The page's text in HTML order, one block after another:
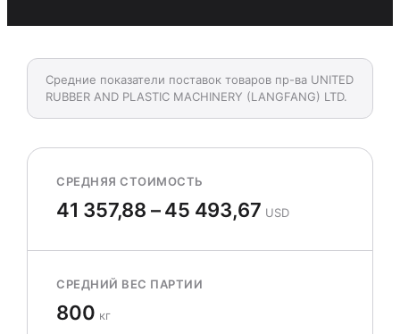
Средние показатели поставок товаров пр-ва UNITED
RUBBER AND PLASTIC MACHINERY (LANGFANG) LTD.
СРЕДНЯЯ СТОИМОСТЬ
41 357,88 – 45 493,67 USD
СРЕДНИЙ ВЕС ПАРТИИ
800 кг